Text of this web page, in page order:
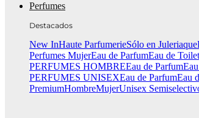
Perfumes
Destacados
New InHaute ParfumerieSólo en Juleriaque
Perfumes MujerEau de ParfumEau de
PERFUMES HOMBREEau de Parfum
PERFUMES UNISEXEau de ParfumEau
PremiumHombreMujerUnisex